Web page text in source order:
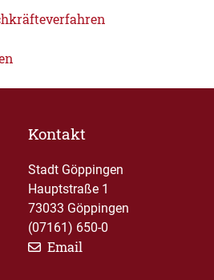
Kontakt
Stadt Göppingen
Hauptstraße 1
73033 Göppingen
(07161) 650-0
Email